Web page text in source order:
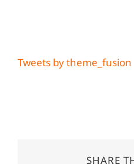
Tweets by theme_fusion
SHARE